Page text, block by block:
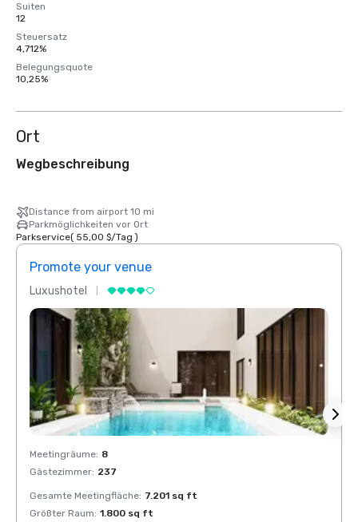
Suiten
12
Steuersatz
4,712%
Belegungsquote
10,25%
Ort
Wegbeschreibung
Distance from airport 10 mi
Parkmöglichkeiten vor Ort
Parkservice( 55,00 $/Tag )
Promote your venue
Luxushotel
Meetingräume: 8
Gästezimmer: 237
Gesamte Meetingfläche: 7.201 sq ft
Größter Raum: 1.800 sq ft